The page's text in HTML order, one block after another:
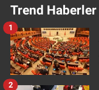
Trend Haberler
1
2